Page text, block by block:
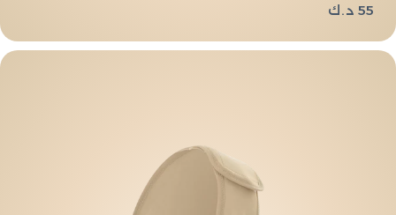
السعر
55 د.ك